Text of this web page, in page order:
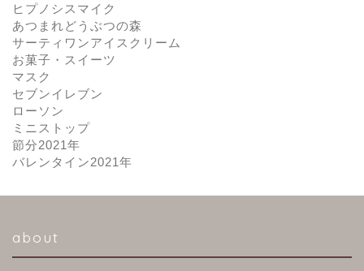
ヒプノシスマイク
あつまれどうぶつの森
サーティワンアイスクリーム
お菓子・スイーツ
マスク
セブンイレブン
ローソン
ミニストップ
節分2021年
バレンタイン2021年
about